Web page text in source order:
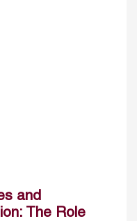
and
The Role